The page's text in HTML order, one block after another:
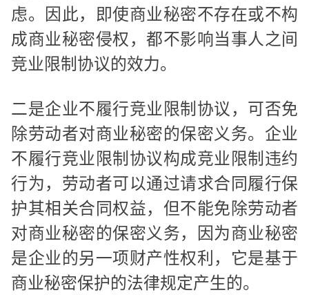
虑。因此，即使商业秘密不存在或不构
成商业秘密侵权，都不影响当事人之间
竞业限制协议的效力。
二是企业不履行竞业限制协议，可否免
除劳动者对商业秘密的保密义务。企业
不履行竞业限制协议构成竞业限制违约
行为，劳动者可以通过请求合同履行保
护其相关合同权益，但不能免除劳动者
对商业秘密的保密义务，因为商业秘密
是企业的另一项财产性权利，它是基于
商业秘密保护的法律规定产生的。